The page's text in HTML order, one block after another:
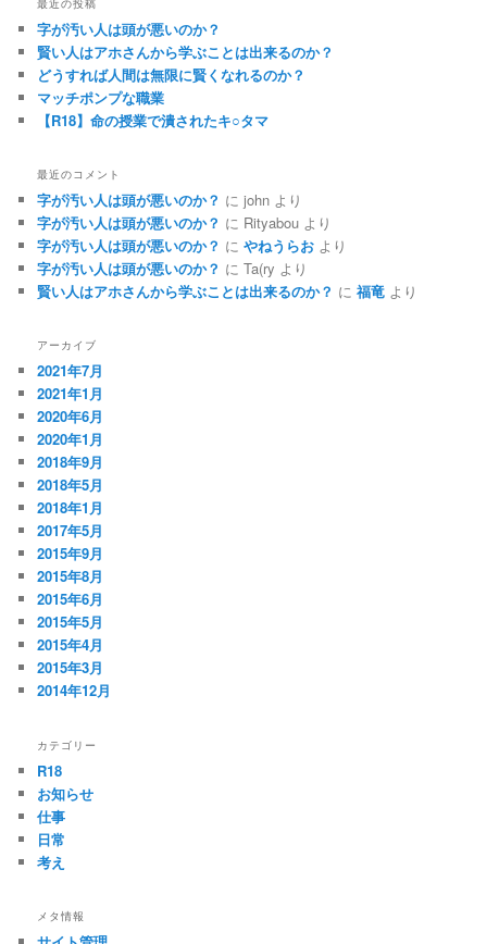
字が汚い人は頭が悪いのか？
賢い人はアホさんから学ぶことは出来るのか？
どうすれば人間は無限に賢くなれるのか？
マッチポンプな職業
【R18】命の授業で潰されたキ○タマ
最近のコメント
字が汚い人は頭が悪いのか？ にjohn より
字が汚い人は頭が悪いのか？ に Rityabou より
字が汚い人は頭が悪いのか？ にやねうらお より
字が汚い人は頭が悪いのか？ にTa(ry より
賢い人はアホさんから学ぶことは出来るのか？ に福竜 より
アーカイブ
2021年7月
2021年1月
2020年6月
2020年1月
2018年9月
2018年5月
2018年1月
2017年5月
2015年9月
2015年8月
2015年6月
2015年5月
2015年4月
2015年3月
2014年12月
カテゴリー
R18
お知らせ
仕事
日常
考え
メタ情報